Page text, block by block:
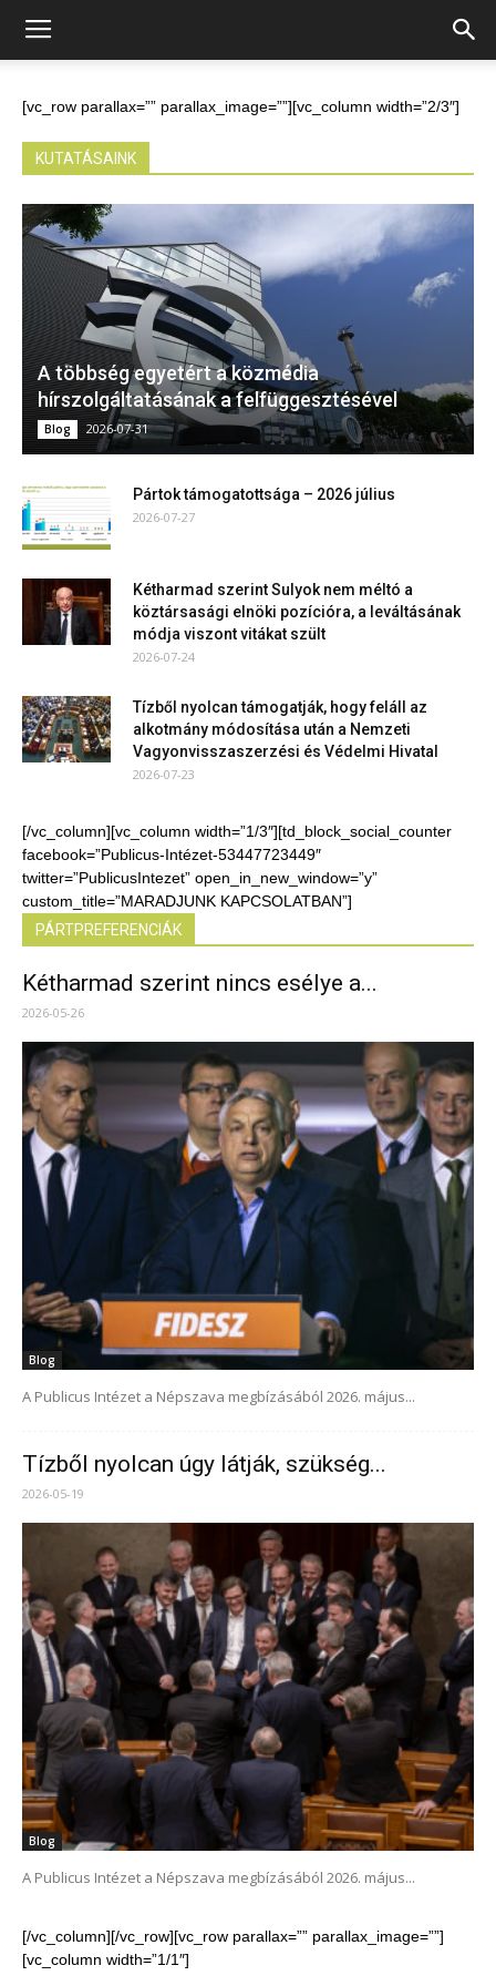
[vc_row parallax=”” parallax_image=””][vc_column width=”2/3″]
KUTATÁSAINK
A többség egyetért a közmédia
hírszolgáltatásának a felfüggesztésével
Blog 2026-07-31
Pártok támogatottsága – 2026 július
2026-07-27
Kétharmad szerint Sulyok nem méltó a
köztársasági elnöki pozícióra, a leváltásának
módja viszont vitákat szült
2026-07-24
Tízből nyolcan támogatják, hogy feláll az
alkotmány módosítása után a Nemzeti
Vagyonvisszaszerzési és Védelmi Hivatal
2026-07-23
[/vc_column][vc_column width=”1/3″][td_block_social_counter
facebook=”Publicus-Intézet-53447723449″
twitter=”PublicusIntezet” open_in_new_window=”y”
custom_title=”MARADJUNK KAPCSOLATBAN”]
PÁRTPREFERENCIÁK
Kétharmad szerint nincs esélye a...
2026-05-26
Blog
A Publicus Intézet a Népszava megbízásából 2026. május...
Tízből nyolcan úgy látják, szükség...
2026-05-19
Blog
A Publicus Intézet a Népszava megbízásából 2026. május...
[/vc_column][/vc_row][vc_row parallax=”” parallax_image=””]
[vc_column width=”1/1″]